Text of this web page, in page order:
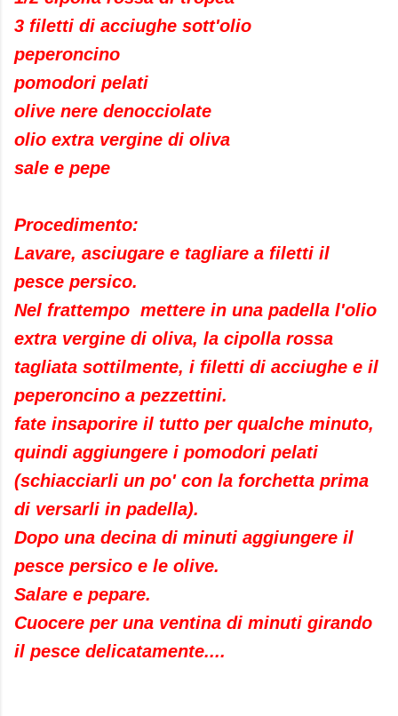
3 filetti di acciughe sott'olio
peperoncino
pomodori pelati
olive nere denocciolate
olio extra vergine di oliva
sale e pepe
Procedimento:
Lavare, asciugare e tagliare a filetti il
pesce persico.
Nel frattempo mettere in una padella l'olio
extra vergine di oliva, la cipolla rossa
tagliata sottilmente, i filetti di acciughe e il
peperoncino a pezzettini.
fate insaporire il tutto per qualche minuto,
quindi aggiungere i pomodori pelati
(schiacciarli un po' con la forchetta prima
di versarli in padella).
Dopo una decina di minuti aggiungere il
pesce persico e le olive.
Salare e pepare.
Cuocere per una ventina di minuti girando
il pesce delicatamente....